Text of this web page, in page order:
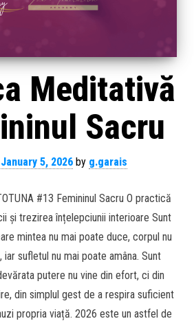
Meditativă
Sacru
January 5, 2026by g.garais
#13 Femininul Sacru O practică
și trezirea înțelepciunii interioare Sunt
mintea nu mai poate duce, corpul nu
iar sufletul nu mai poate amâna. Sunt
putere nu vine din efort, ci din
din simplul gest de a respira suficient
propria viață. 2026 este un astfel de